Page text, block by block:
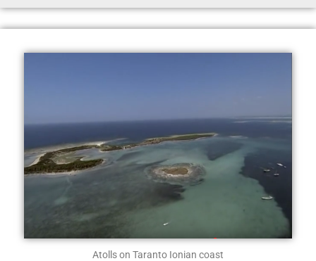
Atolls on Taranto Ionian coast